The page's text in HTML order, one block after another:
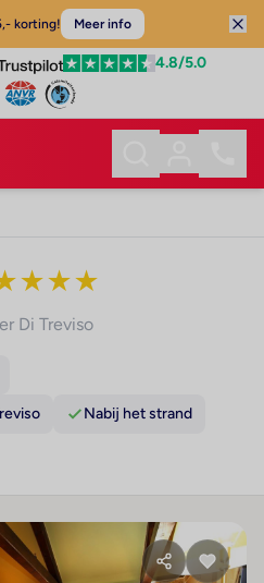
korting! Meer info
4.8/5.0
★★★
Di Treviso
Nabij het strand